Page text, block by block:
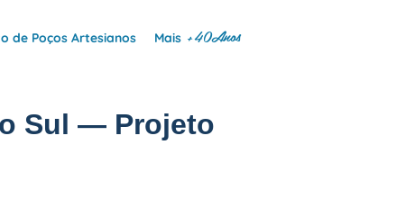
de Poços Artesianos Mais +40Anos
Sul — Projeto